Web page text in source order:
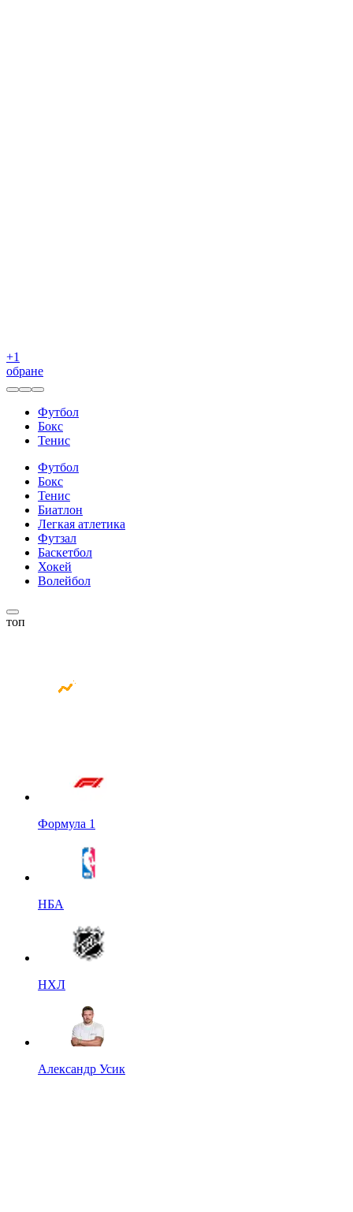
+1
обране
Футбол
Бокс
Тенис
Футбол
Бокс
Тенис
Биатлон
Легкая атлетика
Футзал
Баскетбол
Хокей
Волейбол
топ
Формула 1
НБА
НХЛ
Александр Усик